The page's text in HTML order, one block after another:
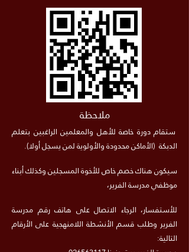
ملاحظة
ستقام دورة خاصة للأهل والمعلمين الراغبين بتعلم
الدبكة (الأماكن محدودة والأولوية لمن يسجل أولا).
سيكون هناك خصم خاص للأخوة المسجلين وكذلك أبناء
موظفي مدرسة الفرير،
للأستفسار، الرجاء الاتصال على هاتف رقم مدرسة
الفرير وطلب قسم الأنشطة اللامنهجية على الأرقام
التالية: